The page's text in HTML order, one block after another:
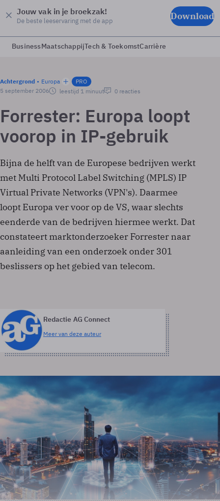
Jouw vak in je broekzak!
De beste leeservaring met de app Download
BusinessMaatschappijTech & ToekomstCarrière
Achtergrond Europa
PRO
5 september 2006
leestijd 1 minuut 0 reacties
Forrester: Europa loopt
voorop in IP-gebruik
Bijna de helft van de Europese bedrijven werkt
met Multi Protocol Label Switching (MPLS) IP
Virtual Private Networks (VPN's). Daarmee
loopt Europa ver voor op de VS, waar slechts
eenderde van de bedrijven hiermee werkt. Dat
constateert marktonderzoeker Forrester naar
aanleiding van een onderzoek onder 301
beslissers op het gebied van telecom.
Redactie AG Connect
Meer van deze auteur